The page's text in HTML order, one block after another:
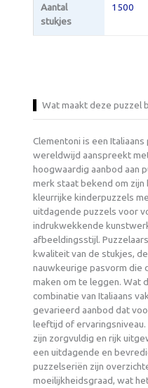
Aantal
stukjes
1500
Wat maakt deze puzzel
Clementoni is een
wereldwijd aanspreekt
hoogwaardig aanbod aan
merk staat bekend om
kleurrijke kinderpuzzels
uitdagende puzzels voor
indrukwekkende
afbeeldingsstijl.
kwaliteit van de stukjes,
nauwkeurige pasvorm die
maken om te leggen. Wat
combinatie van Italiaans
gevarieerd aanbod dat
leeftijd of
zijn zorgvuldig en rijk
een uitdagende en
puzzelseriën zijn
moeilijkheidsgraad, wat